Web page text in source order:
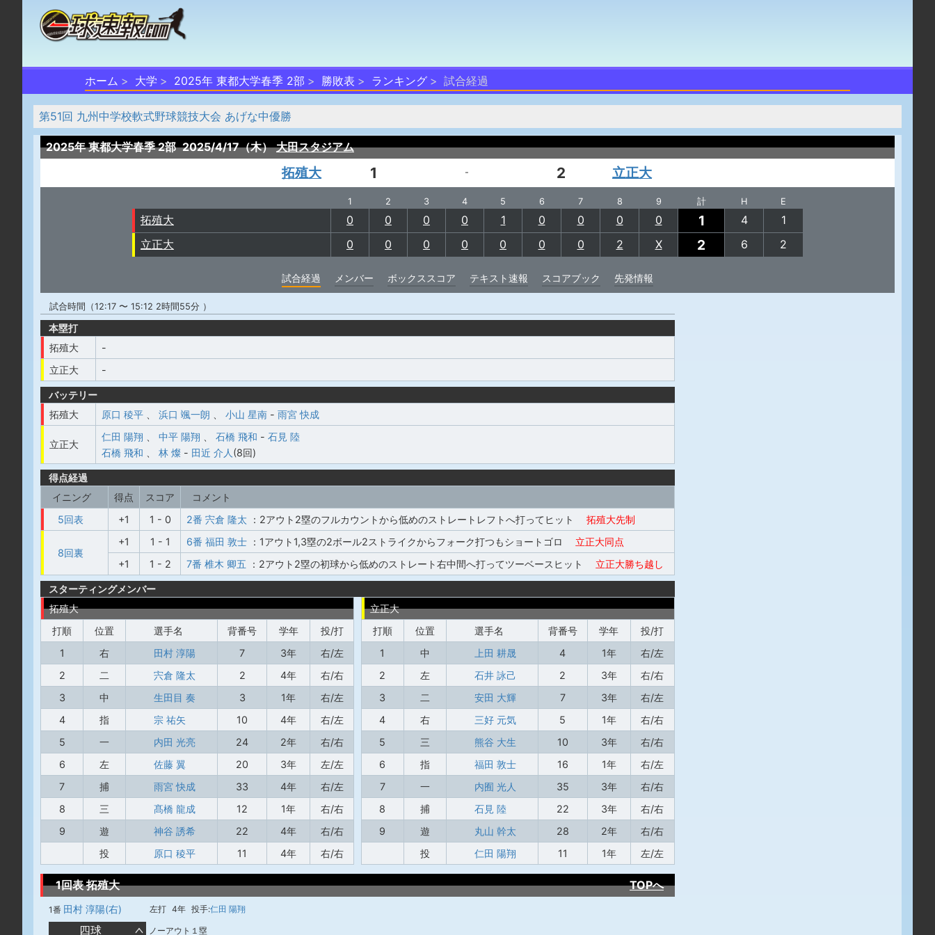
ホーム 大学 2025年 東都大学春季 2部 勝敗表 ランキング 試合経過
第51回 九州中学校軟式野球競技大会 あげな中優勝
2025年 東都大学春季 2部 2025/4/17（木） 大田スタジアム
拓殖大 1 - 2 立正大
1 2 3 4 5 6 7 8 9 計 H E
拓殖大 0 0 0 0 1 0 0 0 0 1 4
1
立正大
0 0 0 0 0 0 0 2 X 2 6 2
試合経過 メンバー ボックススコア テキスト速報 スコアブック 先発情報
試合時間（12:17 〜 15:12 2時間55分 ）
本塁打
拓殖大
-
立正大
-
バッテリー
拓殖大
原口 稜平 浜口 颯一朗 小山 星南 - 雨宮 快成
立正大
仁田 陽翔 中平 陽翔 石橋 飛和 - 石見 陸
石橋 飛和
林 燦 - 田近 介人 (8回)
得点経過
イニング
得点 スコア
コメント
5回表
+1 1 - 0 2番 宍倉 隆太 ：2アウト2塁のフルカウントから低めのストレートレフトへ打ってヒット 拓殖大先制
8回裏
+1 1 - 1 6番 福田 敦士 ：1アウト1,3塁の2ボール2ストライクからフォーク打つもショートゴロ
立正大同点
+1
1 - 2 7番 椎木 卿五 ：2アウト2塁の初球から低めのストレート右中間へ打ってツーベースヒット 立正大勝ち越し
スターティングメンバー
拓殖大
打順
位置 選手名 背番号 学年
投/打
1
右 田村 淳陽 7 3年
右/左
2
二 宍倉 隆太 2 4年
右/右
3
中 生田目 奏 3 1年
右/左
4
指 宗 祐矢 10 4年
右/左
5
一 内田 光亮 24 2年
右/右
6
左 佐藤 翼 20 3年
左/左
7
捕 雨宮 快成 33 4年
右/左
8
三 髙橋 龍成 12 1年
右/右
9
遊 神谷 誘希 22 4年
右/右
投
原口 稜平 11 4年 右/右
立正大
打順
位置 選手名 背番号 学年
投/打
1
中 上田 耕晟 4 1年
右/左
2
左 石井 詠己 2 3年
右/右
3
二 安田 大輝 7 3年
右/左
4
右 三好 元気 5 1年
右/右
5
三 熊谷 大生 10 3年
右/右
6
指 福田 敦士 16 1年
右/左
7
一 内囿 光人 35 3年
右/右
8
捕 石見 陸 22 3年
右/右
9
遊 丸山 幹太 28 2年
右/右
投
仁田 陽翔 11 1年 左/左
1回表 拓殖大 TOPへ
1番 田村 淳陽(右) 左打 4年 投手:仁田 陽翔
四球 ノーアウト１塁